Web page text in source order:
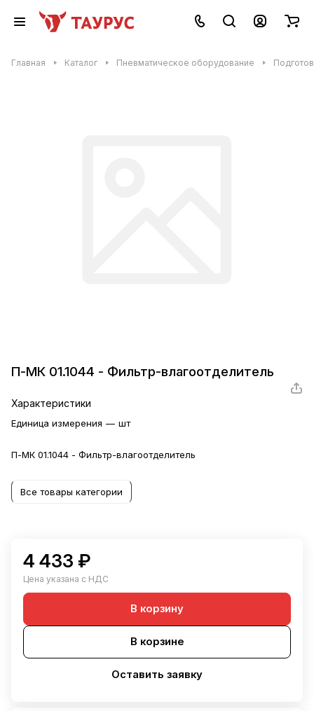
Главная Каталог Пневматическое оборудование
П-МК 01.1044 - Фильтр-влагоотделитель
Характеристики
Единица измерения — шт
П-МК 01.1044 - Фильтр-влагоотделитель
Все товары категории
4 433 ₽
Цена указана с НДС
В корзину
В корзине
Оставить заявку